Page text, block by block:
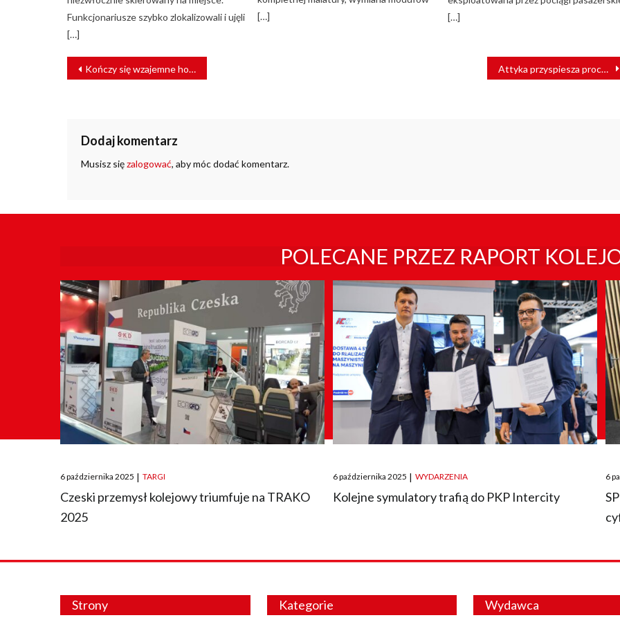
Funkcjonariusze szybko zlokalizowali i ujęli
[…]
[…]
[…]
NAWIGACJA
WPISU
Kończy się wzajemne honorowanie biletów KM i ZTM na linii lotniskowej Attyka przyspiesza procedury związane z budową zajezdni tramwajowej
Dodaj komentarz
Musisz sięzalogować, aby móc dodać komentarz.
POLECANE PRZEZ RAPORT
Posted
on
6 października 2025 | TARGI
Czeski przemysł kolejowy triumfuje na TRAKO
2025
Posted
on
6 października 2025 | WYDARZENIA
Kolejne symulatory trafią do PKP Intercity
on
6
Strony Kategorie Wydawca